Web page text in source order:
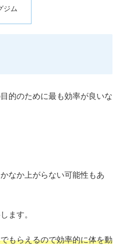
ジム
的のために最も効率が良いな
なか上がらない可能性もあ
ます。
もらえるので効率的に体を動